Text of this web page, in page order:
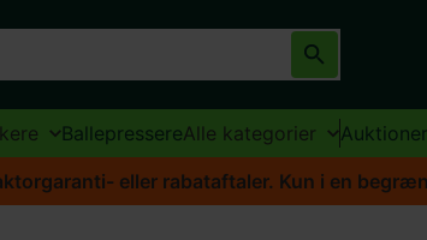
BallepressereAlle kategorier Auktioner
eller rabataftaler. Kun i en